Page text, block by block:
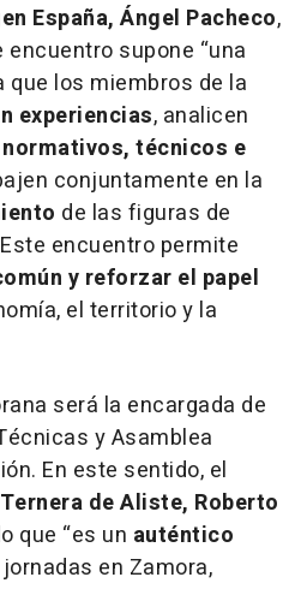
España, Ángel Pacheco,
encuentro supone “una
que los miembros de la
experiencias, analicen
técnicos e
conjuntamente en la
de las figuras de
encuentro permite
y reforzar el papel
el territorio y la
será la encargada de
y Asamblea
En este sentido, el
de Aliste, Roberto
que “es un auténtico
en Zamora,